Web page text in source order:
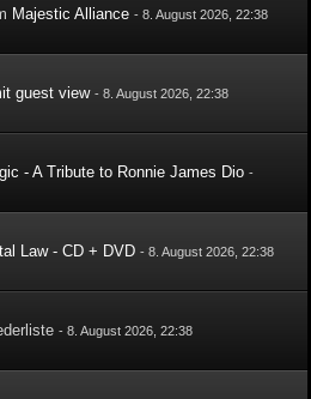
Majestic Alliance -8. August 2026, 22:38
guest view -8. August 2026, 22:38
- A Tribute to Ronnie James Dio -
Law - CD + DVD -8. August 2026, 22:38
-8. August 2026, 22:38